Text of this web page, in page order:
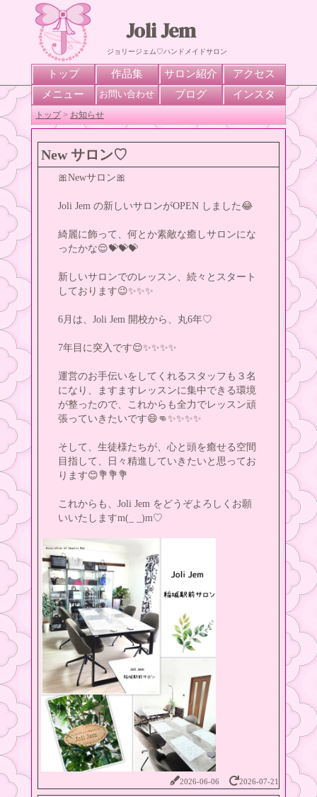
Joli Jem
ジョリージェム♡ハンドメイドサロン
トップ 作品集 サロン紹介
アクセス
メニュー
お問い合わせ ブログ インスタ
トップ> お知らせ
New サロン♡
🎀Newサロン🎀
Joli Jem の新しいサロンがOPEN しました😂
綺麗に飾って、何とか素敵な癒しサロンにな
ったかな😌💝💝💝
新しいサロンでのレッスン、続々とスタート
しております😉✨✨✨
6月は、Joli Jem 開校から、丸6年♡
7年目に突入です😌✨️✨️✨️✨️
運営のお手伝いをしてくれるスタッフも３名
になり、ますますレッスンに集中できる環境
が整ったので、これからも全力でレッスン頑
張っていきたいです😄👊✨✨️✨️✨️
そして、生徒様たちが、心と頭を癒せる空間
目指して、日々精進していきたいと思ってお
ります😊💐💐💐
これからも、Joli Jem をどうぞよろしくお願
いいたしますm(_ _)m♡
2026-06-06 2026-07-21